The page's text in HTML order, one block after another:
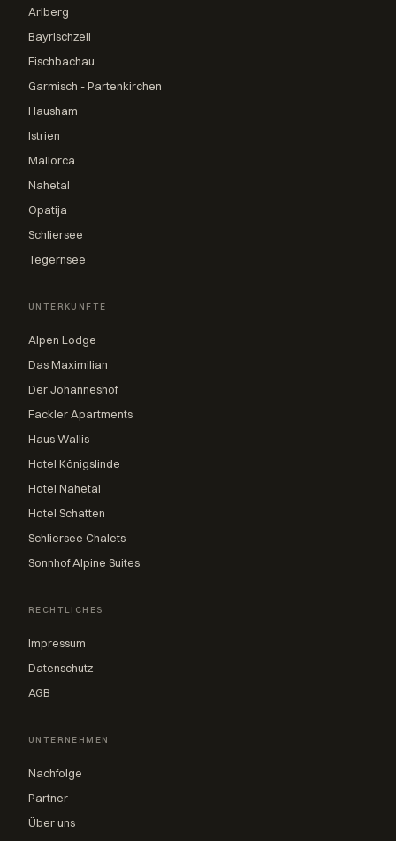
Arlberg
Bayrischzell
Fischbachau
Garmisch - Partenkirchen
Hausham
Istrien
Mallorca
Nahetal
Opatija
Schliersee
Tegernsee
UNTERKÜNFTE
Alpen Lodge
Das Maximilian
Der Johanneshof
Fackler Apartments
Haus Wallis
Hotel Königslinde
Hotel Nahetal
Hotel Schatten
Schliersee Chalets
Sonnhof Alpine Suites
RECHTLICHES
Impressum
Datenschutz
AGB
UNTERNEHMEN
Nachfolge
Partner
Über uns